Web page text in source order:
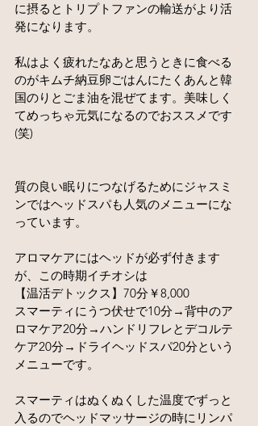
に摂るとトリプトファンの輸送がより活
発になります。
私はよく疲れたなあと思うときに食べる
のがキムチ納豆卵ごはんにたくあんと韓
国のりとごま油を混ぜてます。美味しく
てめっちゃ元気になるのでおススメです
(笑)
質の良い眠りにつなげるためにジャスミ
ンではヘッドスパも人気のメニューにな
っています。
アロマケアにはヘッドが必ず付きます
が、この時期イチオシは
【温活デトックス】70分￥8,000
スマーティにうつ伏せで10分→背中のア
ロマケア20分→ハンドリフレとデコルテ
ケア20分→ドライヘッドスパ20分という
メニューです。
スマーティはぬくぬくした温度でずっと
入るのでヘッドマッサージの時にリンパ